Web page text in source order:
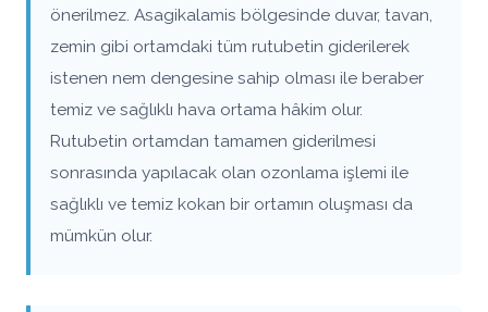
önerilmez. Asagikalamis bölgesinde duvar, tavan,
zemin gibi ortamdaki tüm rutubetin giderilerek
istenen nem dengesine sahip olması ile beraber
temiz ve sağlıklı hava ortama hâkim olur.
Rutubetin ortamdan tamamen giderilmesi
sonrasında yapılacak olan ozonlama işlemi ile
sağlıklı ve temiz kokan bir ortamın oluşması da
mümkün olur.